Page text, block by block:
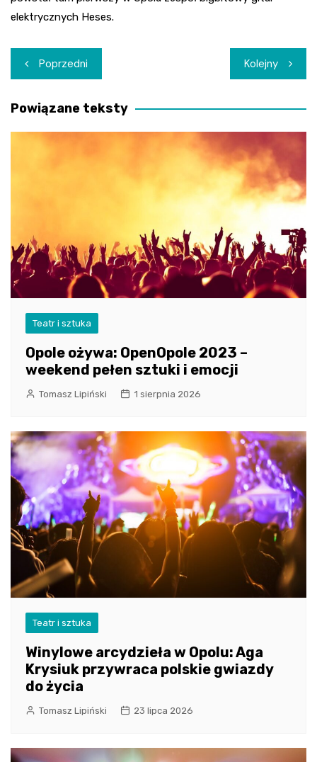
elektrycznych Heses.
Nawigacja
wpisu
Poprzedni Kolejny
Powiązane teksty
Teatr i sztuka
Opole ożywa: OpenOpole 2023 –
weekend pełen sztuki i emocji
Tomasz Lipiński 1 sierpnia 2026
Teatr i sztuka
Winylowe arcydzieła w Opolu: Aga
Krysiuk przywraca polskie gwiazdy
do życia
Tomasz Lipiński 23 lipca 2026